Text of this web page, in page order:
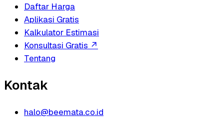
Daftar Harga
Aplikasi Gratis
Kalkulator Estimasi
Konsultasi Gratis ↗
Tentang
Kontak
halo@beemata.co.id